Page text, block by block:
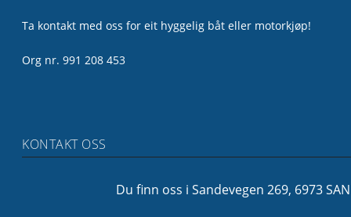
Ta kontakt med oss for eit hyggelig båt eller motorkjøp!
Org nr. 991 208 453
KONTAKT OSS
Du finn oss i Sandevegen 269, 6973